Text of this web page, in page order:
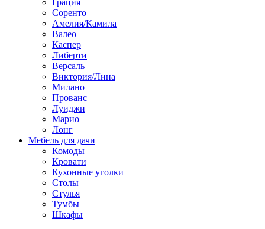
Грация
Соренто
Амелия/Камила
Валео
Каспер
Либерти
Версаль
Виктория/Лина
Милано
Прованс
Луиджи
Марио
Лонг
Мебель для дачи
Комоды
Кровати
Кухонные уголки
Столы
Стулья
Тумбы
Шкафы